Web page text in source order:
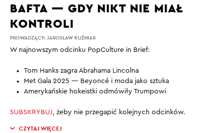
PROWADZĄCY: JAROSŁAW KUŹNIAR
BAFTA — GDY NIKT NIE MIAŁ
KONTROLI
W najnowszym odcinku PopCulture in Brief:
Tom Hanks zagra Abrahama Lincolna
Met Gala 2025 — Beyoncé i moda jako sztuka
Amerykańskie hokeistki odmówiły Trumpowi
SUBSKRYBUJ, żeby nie przegapić kolejnych odcinków.
CZYTAJ WIĘCEJ